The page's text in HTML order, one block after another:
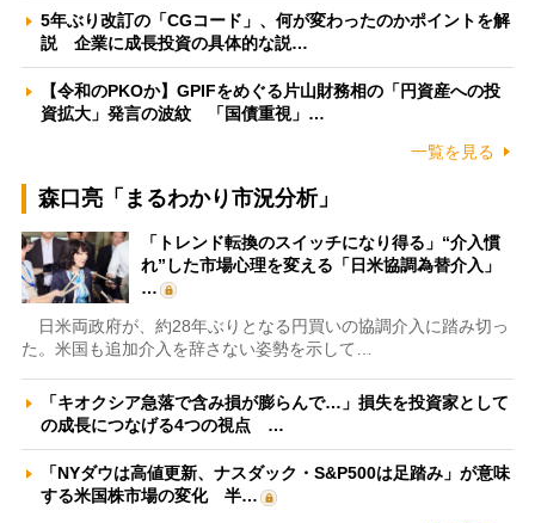
5年ぶり改訂の「CGコード」、何が変わったのかポイントを解
説 企業に成長投資の具体的な説…
【令和のPKOか】GPIFをめぐる片山財務相の「円資産への投
資拡大」発言の波紋 「国債重視」…
一覧を見る
森口亮「まるわかり市況分析」
「トレンド転換のスイッチになり得る」“介入慣
れ”した市場心理を変える「日米協調為替介入」
…
日米両政府が、約28年ぶりとなる円買いの協調介入に踏み切っ
た。米国も追加介入を辞さない姿勢を示して…
「キオクシア急落で含み損が膨らんで…」損失を投資家として
の成長につなげる4つの視点 …
「NYダウは高値更新、ナスダック・S&P500は足踏み」が意味
する米国株市場の変化 半…